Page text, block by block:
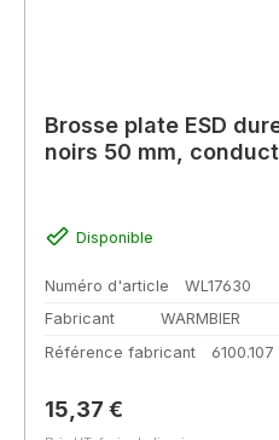
Brosse plate ESD
noirs 50 mm,
Disponible
Numéro d'article
WL17630
Fabricant
WARMBIER
Référence fabricant
6100.107
Prix régulier :
15,37 €